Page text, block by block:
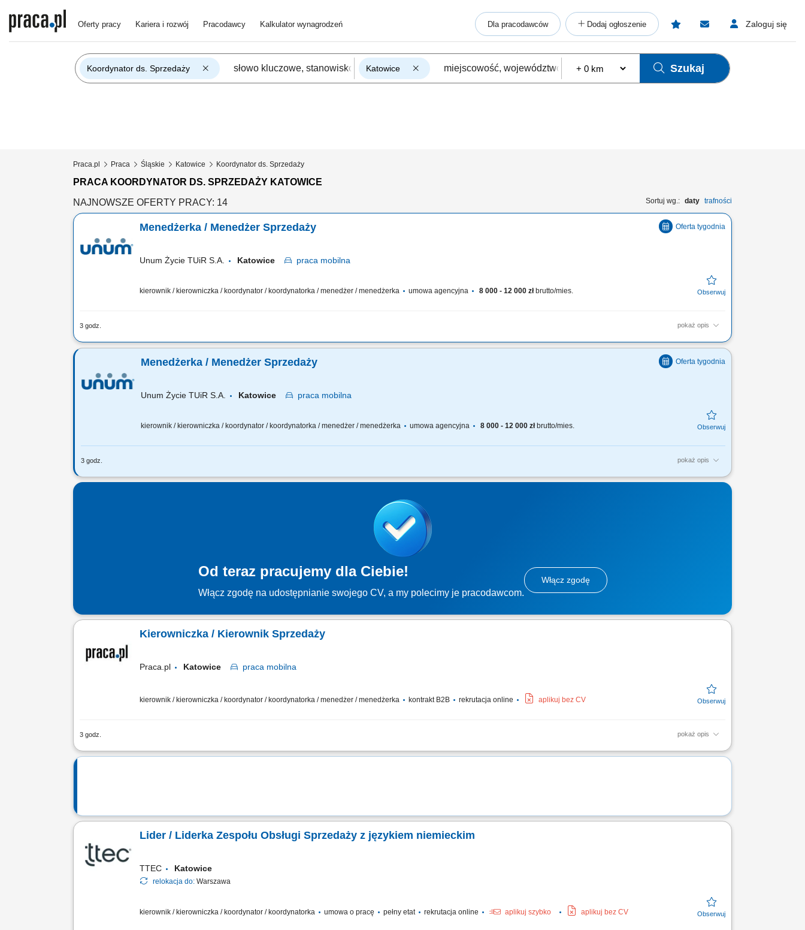
Oferty pracy Kariera i rozwój Pracodawcy Kalkulator wynagrodzeń Dla pracodawców Dodaj ogłoszenie Zaloguj się
Koordynator ds. Sprzedaży Katowice Szukaj
Praca.pl Praca Śląskie Katowice Koordynator ds. Sprzedaży
PRACA KOORDYNATOR DS. SPRZEDAŻY KATOWICE
Sortuj wg.: daty trafności
NAJNOWSZE OFERTY PRACY: 14
Menedżerka / Menedżer Sprzedaży
Unum Życie TUiR S.A. Katowice praca mobilna
kierownik / kierowniczka / koordynator / koordynatorka / menedżer / menedżerka umowa agencyjna 8 000 - 12 000 złbrutto/mies.
3 godz. pokaż opis
Twoja rola: budujesz i rozwijasz zespół sprzedażowy – rekrutujesz, wdrażasz i wspierasz ludzi, rozwijasz kompetencje zespołu i pracujesz z jego potencjałem,
Menedżerka / Menedżer Sprzedaży
Unum Życie TUiR S.A. Katowice praca mobilna
kierownik / kierowniczka / koordynator / koordynatorka / menedżer / menedżerka umowa agencyjna 8 000 - 12 000 złbrutto/mies.
3 godz. pokaż opis
Twoja rola: budujesz i rozwijasz zespół sprzedażowy – rekrutujesz, wdrażasz i wspierasz ludzi, rozwijasz kompetencje zespołu i pracujesz z jego
Od teraz pracujemy dla Ciebie!
Włącz zgodę na udostępnianie swojego CV, a my polecimy je pracodawcom.
Włącz zgodę
Kierowniczka / Kierownik Sprzedaży
Praca.pl Katowice praca mobilna
kierownik / kierowniczka / koordynator / koordynatorka / menedżer / menedżerka kontrakt B2B rekrutacja online aplikuj bez CV
3 godz. pokaż opis
Zadania: Budowanie i rozwój zespołu sprzedażowego: rekrutacja, szkolenia i bieżące wsparcie; Planowanie działań i realizacja celów sprzedażowych; Inspirowanie
Lider / Liderka Zespołu Obsługi Sprzedaży z językiem niemieckim
TTEC Katowice
relokacja do: Warszawa
kierownik / kierowniczka / koordynator / koordynatorka umowa o pracę pełny etat rekrutacja online aplikuj szybko aplikuj bez CV